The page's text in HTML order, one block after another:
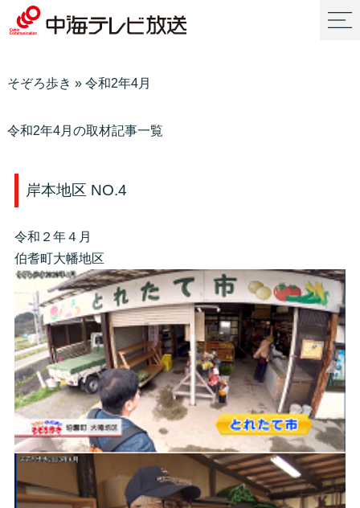
そぞろ歩き » 令和2年4月
令和2年4月の取材記事一覧
岸本地区 NO.4
令和２年４月
伯耆町大幡地区